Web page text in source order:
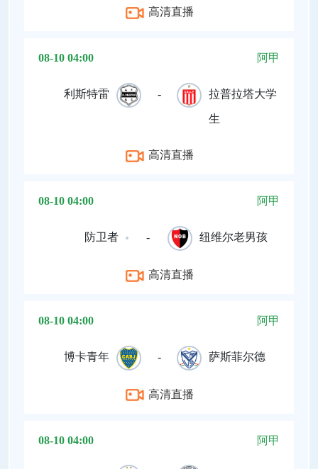
高清直播
08-10 04:00 阿甲
利斯特雷 - 拉普拉塔大学
生
高清直播
08-10 04:00 阿甲
防卫者 - 纽维尔老男孩
高清直播
08-10 04:00 阿甲
博卡青年 - 萨斯菲尔德
高清直播
08-10 04:00 阿甲